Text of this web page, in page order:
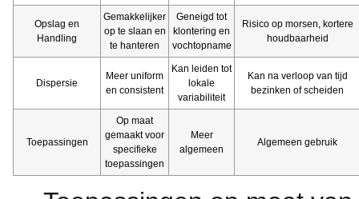
Opslag en
Handling
Gemakkelijker
op te slaan en
te hanteren
Geneigd tot
klontering en
vochtopname
Risico op morsen, kortere
houdbaarheid
Dispersie
Meer uniform
en consistent
Kan leiden tot
lokale
variabiliteit
Kan na verloop van tijd
bezinken of scheiden
Toepassingen
Op maat
gemaakt voor
specifieke
toepassingen
Meer
algemeen
Algemeen gebruik